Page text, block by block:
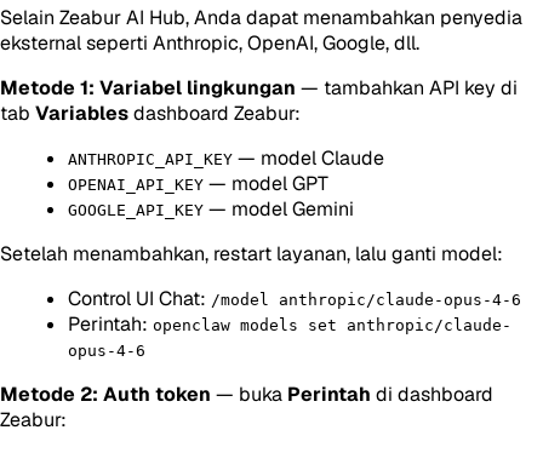
Selain Zeabur AI Hub, Anda dapat menambahkan penyedia
eksternal seperti Anthropic, OpenAI, Google, dll.
Metode 1: Variabel lingkungan — tambahkan API key di
tab Variablesdashboard Zeabur:
ANTHROPIC_API_KEY — model Claude
OPENAI_API_KEY — model GPT
GOOGLE_API_KEY — model Gemini
Setelah menambahkan, restart layanan, lalu ganti model:
Control UI Chat: /model anthropic/claude-opus-4-6
Perintah: openclaw models set anthropic/claude-
opus-4-6
Metode 2: Auth token — buka Perintah di dashboard
Zeabur: